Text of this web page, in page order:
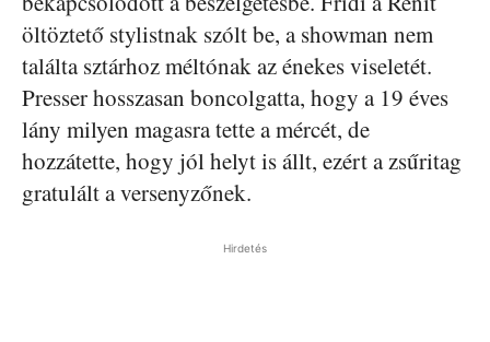
öltöztető stylistnak szólt be, a showman nem
találta sztárhoz méltónak az énekes viseletét.
Presser hosszasan boncolgatta, hogy a 19 éves
lány milyen magasra tette a mércét, de
hozzátette, hogy jól helyt is állt, ezért a zsűritag
gratulált a versenyzőnek.
Hirdetés